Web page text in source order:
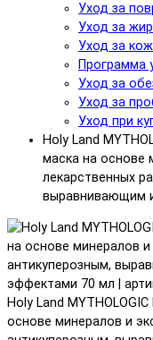
Уход за
Уход за
Уход за
Программа
Уход за
Уход за
Уход при
Holy Land
маска на основе
лекарственных
выравнивающим
Holy Land
основе минералов и